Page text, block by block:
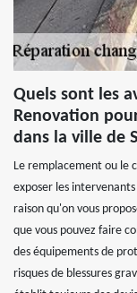
Quels sont les
Renovation
dans la ville de
Le remplacement ou le
exposer les
raison qu'on vous
que vous pouvez faire
des équipements de
risques de blessures